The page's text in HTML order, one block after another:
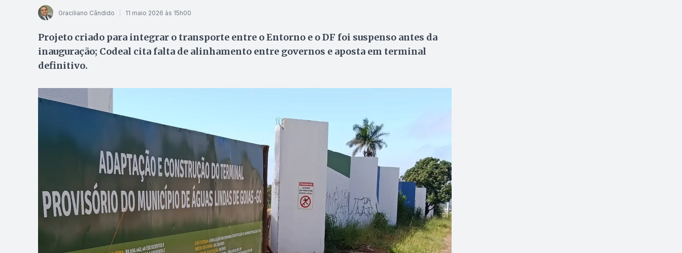
Graciliano Cândido 11 maio 2026 às 15h00
Projeto criado para integrar o transporte entre o Entorno e o DF foi suspenso antes da
inauguração; Codeal cita falta de alinhamento entre governos e aposta em terminal
definitivo.